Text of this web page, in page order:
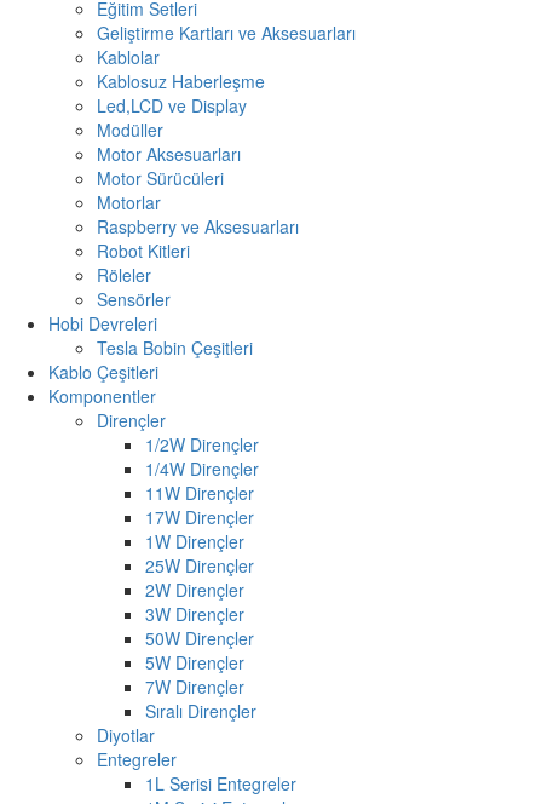
Eğitim Setleri
Geliştirme Kartları ve Aksesuarları
Kablolar
Kablosuz Haberleşme
Led,LCD ve Display
Modüller
Motor Aksesuarları
Motor Sürücüleri
Motorlar
Raspberry ve Aksesuarları
Robot Kitleri
Röleler
Sensörler
Hobi Devreleri
Tesla Bobin Çeşitleri
Kablo Çeşitleri
Komponentler
Dirençler
1/2W Dirençler
1/4W Dirençler
11W Dirençler
17W Dirençler
1W Dirençler
25W Dirençler
2W Dirençler
3W Dirençler
50W Dirençler
5W Dirençler
7W Dirençler
Sıralı Dirençler
Diyotlar
Entegreler
1L Serisi Entegreler